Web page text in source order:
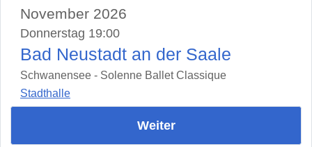
November 2026
Donnerstag 19:00
Bad Neustadt an der Saale
Schwanensee - Solenne Ballet Classique
Stadthalle
Weiter